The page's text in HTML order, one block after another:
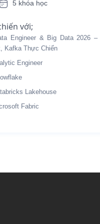
5 khóa học
với;
Engineer & Big Data 2026 –
Kafka Thực Chiến
Engineer
Lakehouse
Fabric